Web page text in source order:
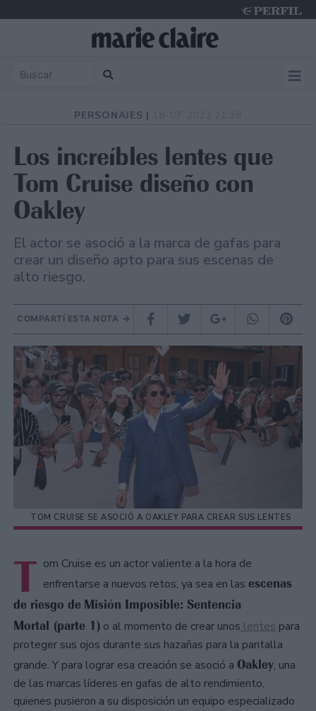
PERSONAJES |
Los increíbles lentes que
Tom Cruise diseño con
Oakley
El actor se asoció a la marca de gafas para
crear un diseño apto para sus escenas de
alto riesgo.
COMPARTÍ ESTA NOTA
TOM CRUISE SE ASOCIÓ A OAKLEY PARA CREAR SUS LENTES
T om Cruise es un actor valiente a la hora de
enfrentarse a nuevos retos, ya sea en las escenas
de riesgo de Misión Imposible: Sentencia
Mortal (parte 1) o al momento de crear unos lentes para
proteger sus ojos durante sus hazañas para la pantalla
grande. Y para lograr esa creación se asoció a Oakley, una
de las marcas líderes en gafas de alto rendimiento,
quienes pusieron a su disposición un equipo especializado